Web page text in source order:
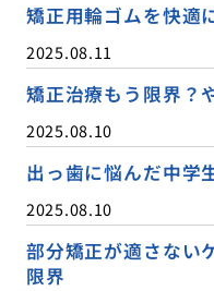
矯正用輪ゴムを快適
2025.08.11
矯正治療もう限界？
2025.08.10
出っ歯に悩んだ中学
2025.08.10
部分矯正が適さない
限界